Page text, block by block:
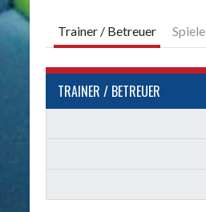
Trainer / Betreuer Spiele
TRAINER / BETREUER